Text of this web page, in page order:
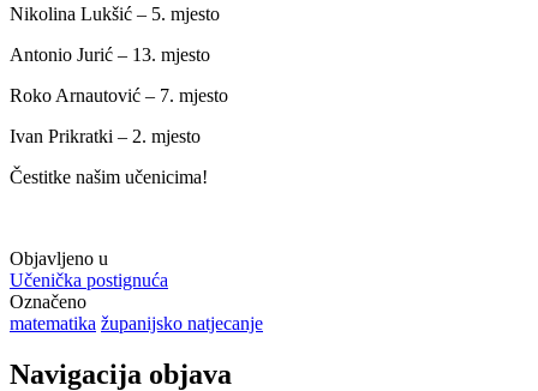
Nikolina Lukšić – 5. mjesto
Antonio Jurić – 13. mjesto
Roko Arnautović – 7. mjesto
Ivan Prikratki – 2. mjesto
Čestitke našim učenicima!
Objavljeno u
Učenička postignuća
Označeno
matematika županijsko natjecanje
Navigacija objava